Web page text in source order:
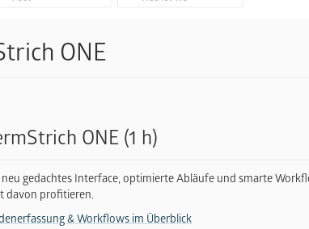
ONE
ONE (1 h)
gedachtes Interface, optimierte Abläufe und smarte
davon profitieren.
& Workflows im Überblick